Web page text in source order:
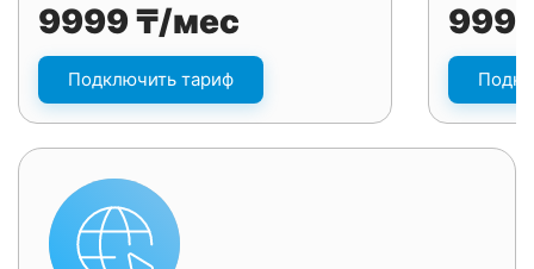
9999 ₸/мес
Подключить тариф